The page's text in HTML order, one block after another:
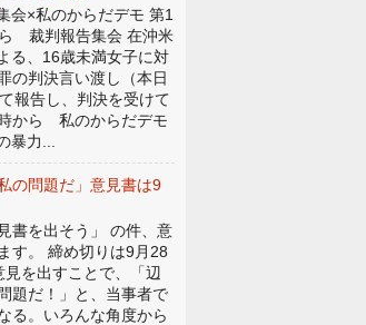
会×私のからだデモ 第1
裁判報告集会 在沖米
る、16歳未満女子に対
の判決言い渡し（本日
報告し、判決を受けて
から 私のからだデモ
暴力...
の問題だ」意見書は9
書を出そう」 の件、意
す。 締め切りは9月28
を出すことで、「辺
題だ！」と、当事者で
る。いろんな角度から